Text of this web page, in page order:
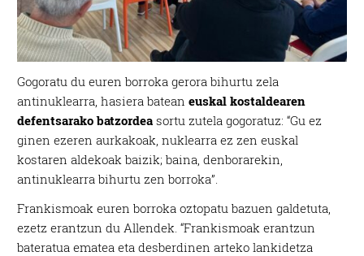
Gogoratu du euren borroka gerora bihurtu zela
antinuklearra, hasiera bateaneuskal kostaldearen
defentsarako batzordea sortu zutela gogoratuz: “Gu ez
ginen ezeren aurkakoak, nuklearra ez zen euskal
kostaren aldekoak baizik; baina, denborarekin,
antinuklearra bihurtu zen borroka”.
Frankismoak euren borroka oztopatu bazuen galdetuta,
ezetz erantzun du Allendek. “Frankismoak erantzun
bateratua ematea eta desberdinen arteko lankidetza